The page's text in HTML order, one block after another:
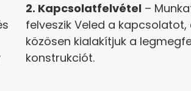
2. Kapcsolatfelvétel –
felveszik Veled a kapcsolatot,
közösen kialakítjuk a
konstrukciót.